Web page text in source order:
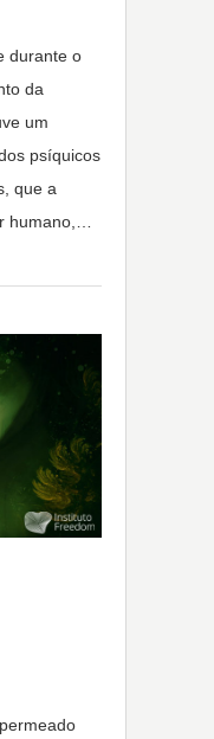
durante o
da
um
psíquicos
que a
humano,…